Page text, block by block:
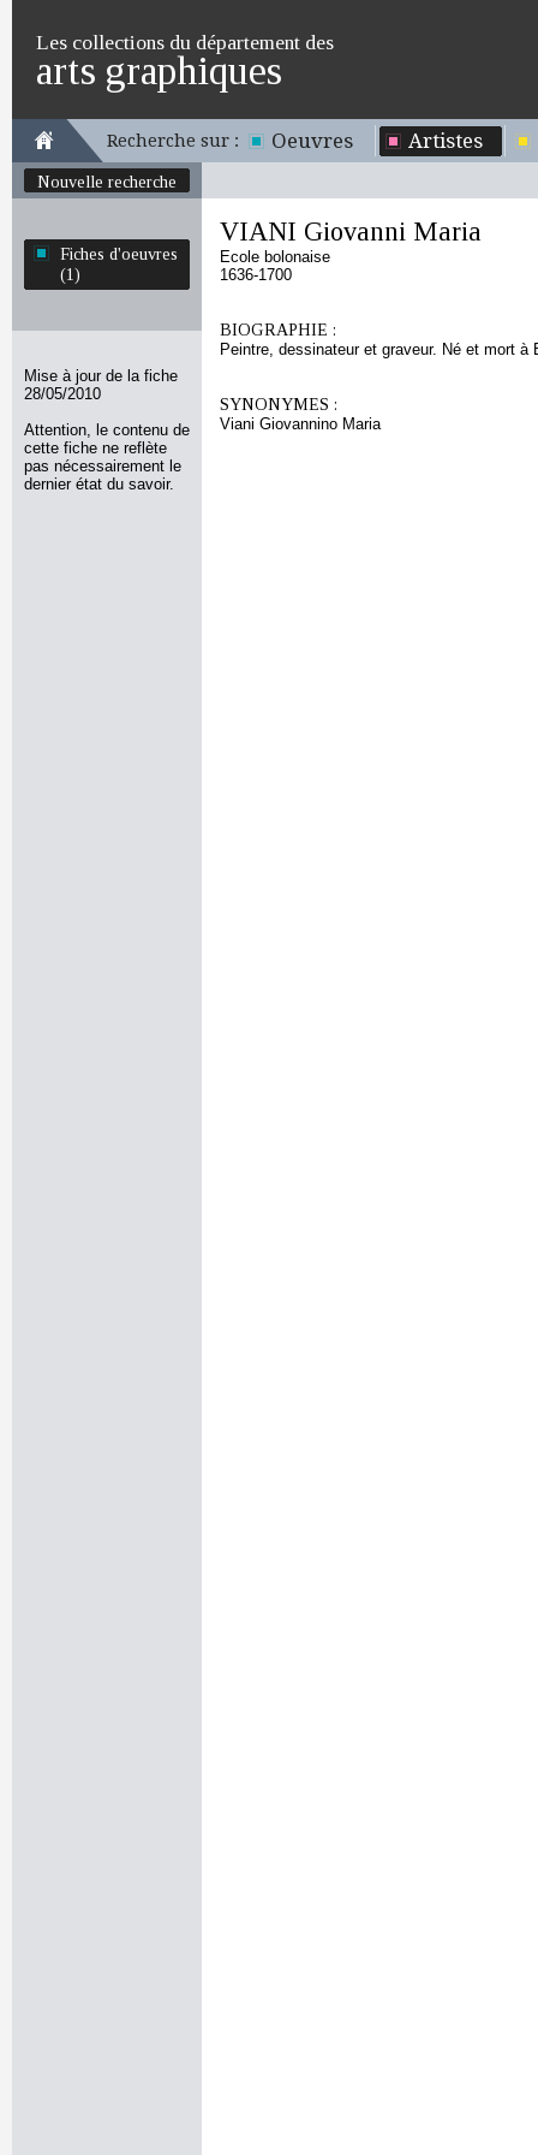
Les collections du département des
arts graphiques
Recherche sur : Oeuvres Artistes
Nouvelle recherche
Fiches d'oeuvres
(1)
Mise à jour de la fiche
28/05/2010
Attention, le contenu de
cette fiche ne reflète
pas nécessairement le
dernier état du savoir.
VIANI Giovanni Maria
Ecole bolonaise
1636-1700
BIOGRAPHIE :
Peintre, dessinateur et graveur. Né et mort à
SYNONYMES :
Viani Giovannino Maria